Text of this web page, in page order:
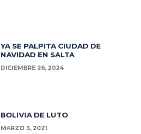
YA SE PALPITA CIUDAD DE
NAVIDAD EN SALTA
DICIEMBRE 26, 2024
BOLIVIA DE LUTO
MARZO 3, 2021